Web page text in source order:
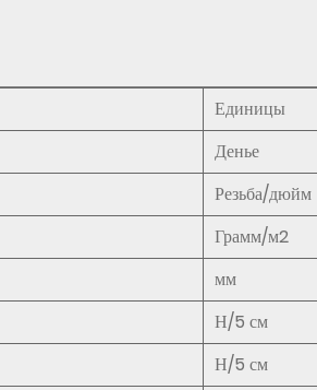
Единицы
Денье
Резьба/дюйм
Грамм/м2
мм
Н/5 см
Н/5 см